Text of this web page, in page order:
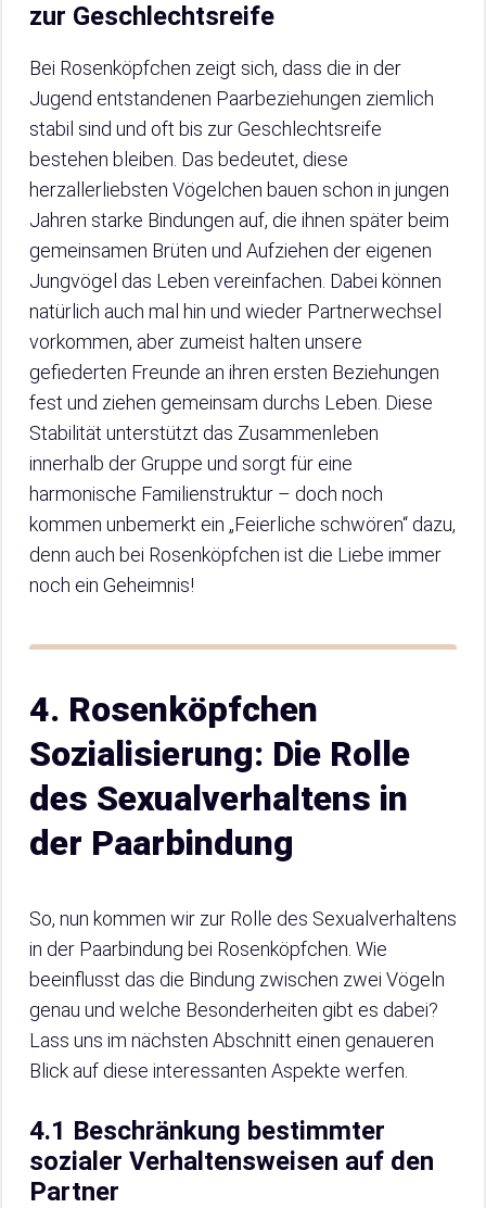
zur Geschlechtsreife
Bei Rosenköpfchen zeigt sich, dass die in der
Jugend entstandenen Paarbeziehungen ziemlich
stabil sind und oft bis zur Geschlechtsreife
bestehen bleiben. Das bedeutet, diese
herzallerliebsten Vögelchen bauen schon in jungen
Jahren starke Bindungen auf, die ihnen später beim
gemeinsamen Brüten und Aufziehen der eigenen
Jungvögel das Leben vereinfachen. Dabei können
natürlich auch mal hin und wieder Partnerwechsel
vorkommen, aber zumeist halten unsere
gefiederten Freunde an ihren ersten Beziehungen
fest und ziehen gemeinsam durchs Leben. Diese
Stabilität unterstützt das Zusammenleben
innerhalb der Gruppe und sorgt für eine
harmonische Familienstruktur – doch noch
kommen unbemerkt ein „Feierliche schwören“ dazu,
denn auch bei Rosenköpfchen ist die Liebe immer
noch ein Geheimnis!
4. Rosenköpfchen
Sozialisierung: Die Rolle
des Sexualverhaltens in
der Paarbindung
So, nun kommen wir zur Rolle des Sexualverhaltens
in der Paarbindung bei Rosenköpfchen. Wie
beeinflusst das die Bindung zwischen zwei Vögeln
genau und welche Besonderheiten gibt es dabei?
Lass uns im nächsten Abschnitt einen genaueren
Blick auf diese interessanten Aspekte werfen.
4.1 Beschränkung bestimmter
sozialer Verhaltensweisen auf den
Partner